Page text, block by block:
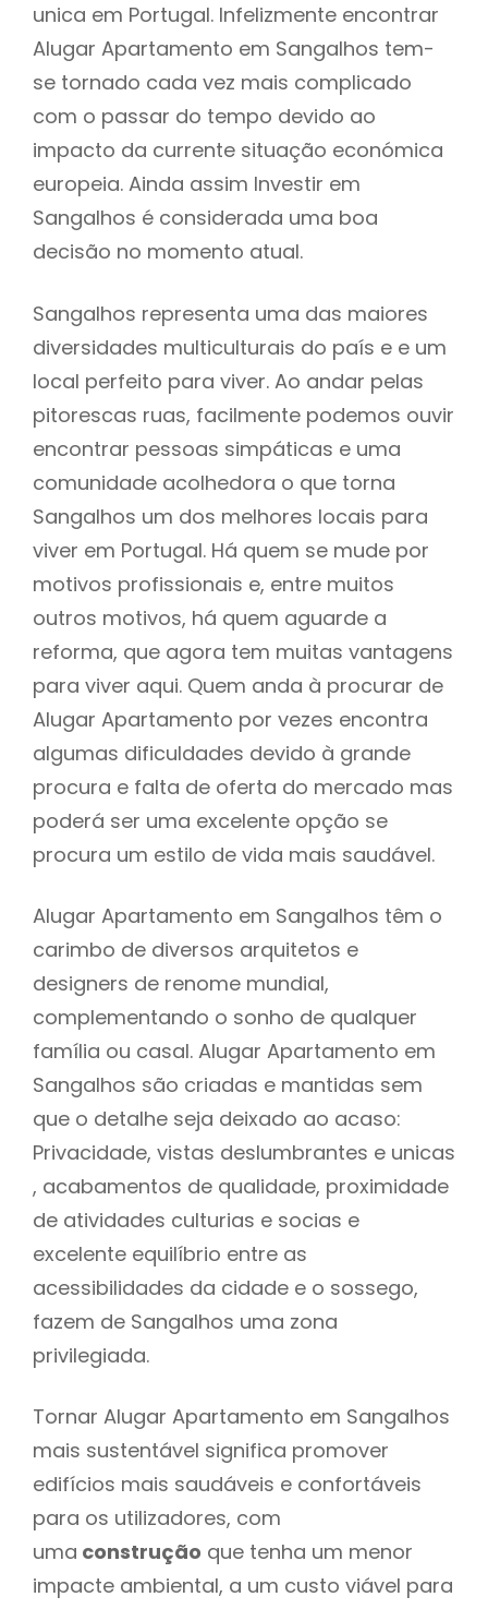
unica em Portugal. Infelizmente encontrar
Alugar Apartamento em Sangalhos tem-
se tornado cada vez mais complicado
com o passar do tempo devido ao
impacto da currente situação económica
europeia. Ainda assim Investir em
Sangalhos é considerada uma boa
decisão no momento atual.
Sangalhos representa uma das maiores
diversidades multiculturais do país e e um
local perfeito para viver. Ao andar pelas
pitorescas ruas, facilmente podemos ouvir
encontrar pessoas simpáticas e uma
comunidade acolhedora o que torna
Sangalhos um dos melhores locais para
viver em Portugal. Há quem se mude por
motivos profissionais e, entre muitos
outros motivos, há quem aguarde a
reforma, que agora tem muitas vantagens
para viver aqui. Quem anda à procurar de
Alugar Apartamento por vezes encontra
algumas dificuldades devido à grande
procura e falta de oferta do mercado mas
poderá ser uma excelente opção se
procura um estilo de vida mais saudável.
Alugar Apartamento em Sangalhos têm o
carimbo de diversos arquitetos e
designers de renome mundial,
complementando o sonho de qualquer
família ou casal. Alugar Apartamento em
Sangalhos são criadas e mantidas sem
que o detalhe seja deixado ao acaso:
Privacidade, vistas deslumbrantes e unicas
, acabamentos de qualidade, proximidade
de atividades culturias e socias e
excelente equilíbrio entre as
acessibilidades da cidade e o sossego,
fazem de Sangalhos uma zona
privilegiada.
Tornar Alugar Apartamento em Sangalhos
mais sustentável significa promover
edifícios mais saudáveis e confortáveis
para os utilizadores, com
uma construção que tenha um menor
impacte ambiental, a um custo viável para